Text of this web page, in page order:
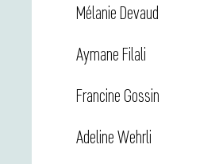
Mélanie Devaud
Aymane Filali
Francine Gossin
Adeline Wehrli